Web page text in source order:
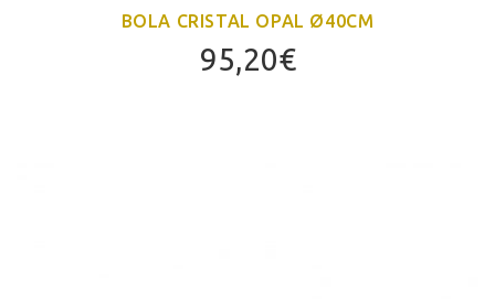
BOLA CRISTAL OPAL Ø40CM
95,20€